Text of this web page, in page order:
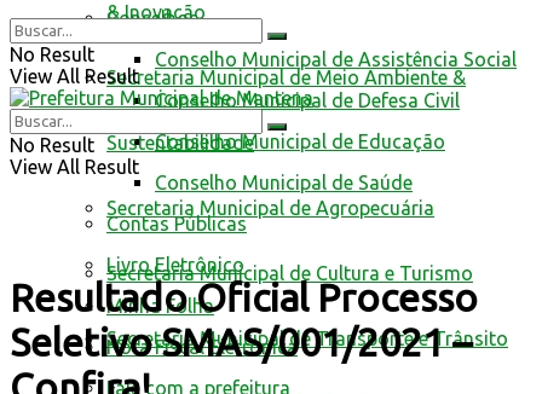
Conselhos
Conselho Municipal de Assistência Social
Conselho Municipal de Defesa Civil
Conselho Municipal de Educação
Conselho Municipal de Saúde
Contas Públicas
Livro Eletrônico
Minha Folha
Nota Fiscal Eletrônica
Fale com a prefeitura
& Inovação
Secretaria Municipal de Meio Ambiente &
Sustentabilidade
Secretaria Municipal de Agropecuária
Secretaria Municipal de Cultura e Turismo
Secretaria Municipal de Transporte e Trânsito
No Result
View All Result
No Result
View All Result
Resultado Oficial Processo
Seletivo SMAS/001/2021 –